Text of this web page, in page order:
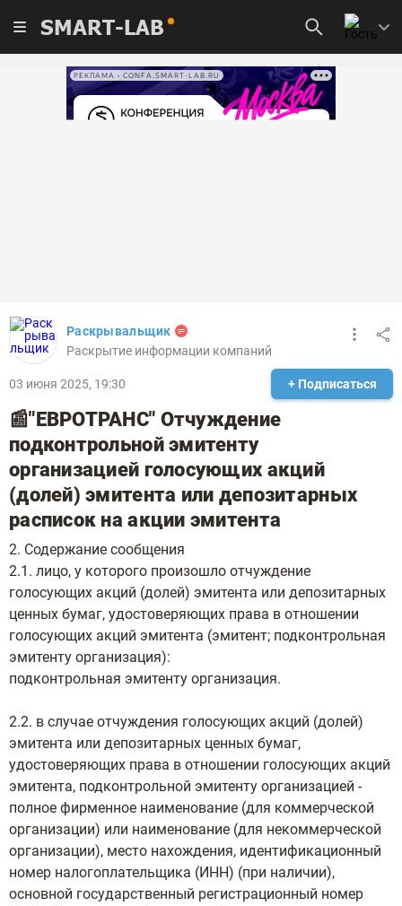
SMART-LAB
РЕКЛАМА • CONFA.SMART-LAB.RU
Раскрывальщик
Раскрытие информации компаний
03 июня 2025, 19:30 + Подписаться
📰"ЕВРОТРАНС" Отчуждение
подконтрольной эмитенту
организацией голосующих акций
(долей) эмитента или депозитарных
расписок на акции эмитента
2. Содержание сообщения
2.1. лицо, у которого произошло отчуждение
голосующих акций (долей) эмитента или депозитарных
ценных бумаг, удостоверяющих права в отношении
голосующих акций эмитента (эмитент; подконтрольная
эмитенту организация):
подконтрольная эмитенту организация.
2.2. в случае отчуждения голосующих акций (долей)
эмитента или депозитарных ценных бумаг,
удостоверяющих права в отношении голосующих акций
эмитента, подконтрольной эмитенту организацией -
полное фирменное наименование (для коммерческой
организации) или наименование (для некоммерческой
организации), место нахождения, идентификационный
номер налогоплательщика (ИНН) (при наличии),
основной государственный регистрационный номер